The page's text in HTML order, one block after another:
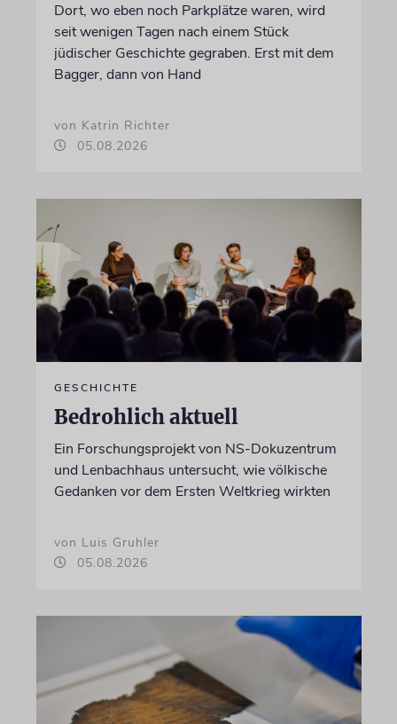
Dort, wo eben noch Parkplätze waren, wird
seit wenigen Tagen nach einem Stück
jüdischer Geschichte gegraben. Erst mit dem
Bagger, dann von Hand
von Katrin Richter
05.08.2026
GESCHICHTE
Bedrohlich aktuell
Ein Forschungsprojekt von NS-Dokuzentrum
und Lenbachhaus untersucht, wie völkische
Gedanken vor dem Ersten Weltkrieg wirkten
von Luis Gruhler
05.08.2026